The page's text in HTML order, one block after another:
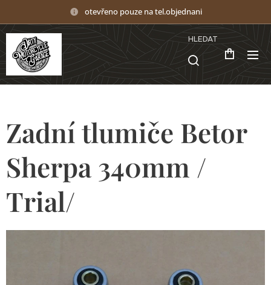
otevřeno pouze na tel.objednani
HLEDAT
Zadní tlumiče Betor
Sherpa 340mm /
Trial/